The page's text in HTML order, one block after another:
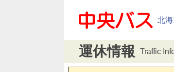
北
運休情報 Traffic